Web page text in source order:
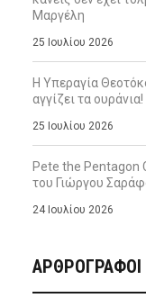
Μαργέλη
25 Ιουλίου 2026
Η Υπεραγία
αγγίζει τα ουράνια!
25 Ιουλίου 2026
Pete the Pentagon
του Γιώργου
24 Ιουλίου 2026